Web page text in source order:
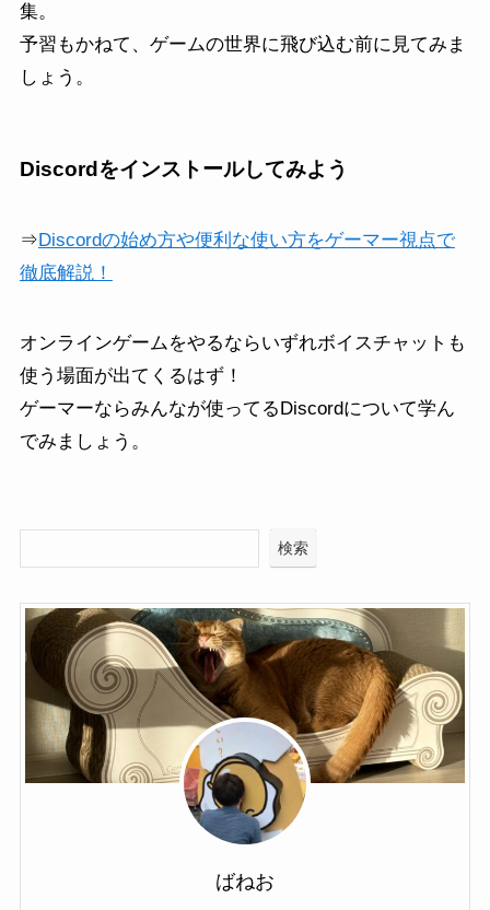
集。
予習もかねて、ゲームの世界に飛び込む前に見てみま
しょう。
Discordをインストールしてみよう
⇒ Discordの始め方や便利な使い方をゲーマー視点で
徹底解説！
オンラインゲームをやるならいずれボイスチャットも
使う場面が出てくるはず！
ゲーマーならみんなが使ってるDiscordについて学ん
でみましょう。
検索
ばねお